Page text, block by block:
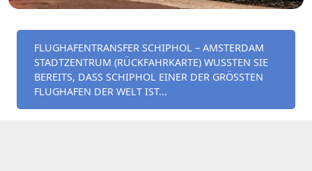
FLUGHAFENTRANSFER SCHIPHOL – AMSTERDAM
STADTZENTRUM (RÜCKFAHRKARTE) WUSSTEN SIE
BEREITS, DASS SCHIPHOL EINER DER GRÖSSTEN F
LUGHAFEN DER WELT IST...